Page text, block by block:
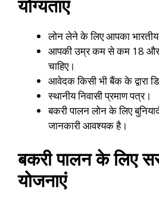
योग्यताएं
लोन लेने के लिए आपका भारतीय
आपकी उम्र कम से कम 18 और
चाहिए।
आवेदक किसी भी बैंक के द्वारा
स्थानीय निवासी प्रमाण पत्र।
बकरी पालन लोन के लिए
जानकारी आवश्यक है।
बकरी पालन के लिए
योजनाएं